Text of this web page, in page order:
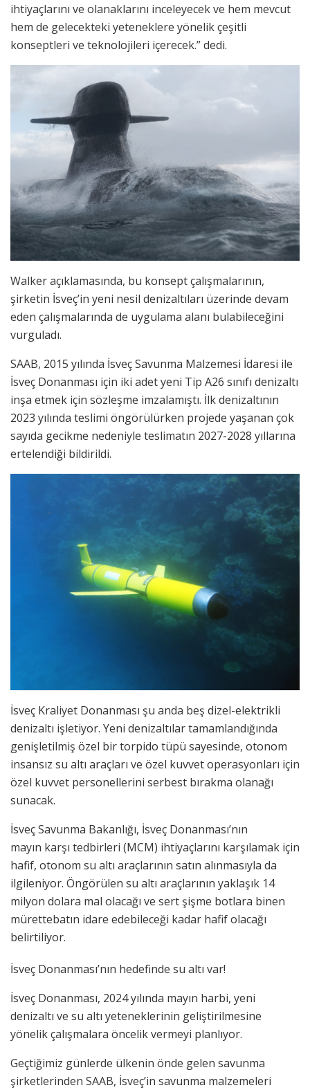
ihtiyaçlarını ve olanaklarını inceleyecek ve hem mevcut
hem de gelecekteki yeteneklere yönelik çeşitli
konseptleri ve teknolojileri içerecek.” dedi.
Walker açıklamasında, bu konsept çalışmalarının,
şirketin İsveç’in yeni nesil denizaltıları üzerinde devam
eden çalışmalarında de uygulama alanı bulabileceğini
vurguladı.
SAAB, 2015 yılında İsveç Savunma Malzemesi İdaresi ile
İsveç Donanması için iki adet yeni Tip A26 sınıfı denizaltı
inşa etmek için sözleşme imzalamıştı. İlk denizaltının
2023 yılında teslimi öngörülürken projede yaşanan çok
sayıda gecikme nedeniyle teslimatın 2027-2028 yıllarına
ertelendiği bildirildi.
İsveç Kraliyet Donanması şu anda beş dizel-elektrikli
denizaltı işletiyor. Yeni denizaltılar tamamlandığında
genişletilmiş özel bir torpido tüpü sayesinde, otonom
insansız su altı araçları ve özel kuvvet operasyonları için
özel kuvvet personellerini serbest bırakma olanağı
sunacak.
İsveç Savunma Bakanlığı, İsveç Donanması’nın
mayın karşı tedbirleri (MCM) ihtiyaçlarını karşılamak için
hafif, otonom su altı araçlarının satın alınmasıyla da
ilgileniyor. Öngörülen su altı araçlarının yaklaşık 14
milyon dolara mal olacağı ve sert şişme botlara binen
mürettebatın idare edebileceği kadar hafif olacağı
belirtiliyor.
İsveç Donanması’nın hedefinde su altı var!
İsveç Donanması, 2024 yılında mayın harbi, yeni
denizaltı ve su altı yeteneklerinin geliştirilmesine
yönelik çalışmalara öncelik vermeyi planlıyor.
Geçtiğimiz günlerde ülkenin önde gelen savunma
şirketlerinden SAAB, İsveç’in savunma malzemeleri